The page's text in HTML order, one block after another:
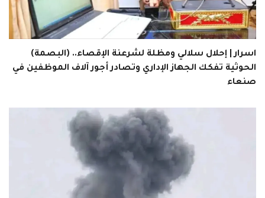
اسرار | إحلال سلالي ومظلة لشرعنة الإقصاء.. (البصمة)
الحوثية تفكك الجهاز الإداري وتصادر أجور آلاف الموظفين في
صنعاء